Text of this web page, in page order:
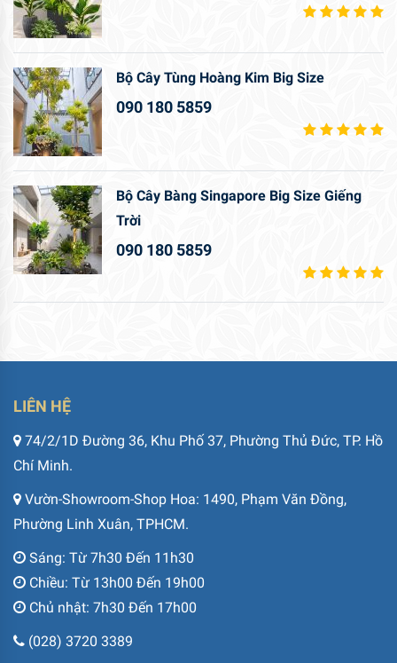
Bộ Cây Tùng Hoàng Kim Big Size
090 180 5859
Bộ Cây Bàng Singapore Big Size Giếng
Trời
090 180 5859
LIÊN HỆ
74/2/1D Đường 36, Khu Phố 37, Phường Thủ Đức, TP. Hồ
Chí Minh.
Vườn-Showroom-Shop Hoa: 1490, Phạm Văn Đồng,
Phường Linh Xuân, TPHCM.
Sáng: Từ 7h30 Đến 11h30
Chiều: Từ 13h00 Đến 19h00
Chủ nhật: 7h30 Đến 17h00
(028) 3720 3389